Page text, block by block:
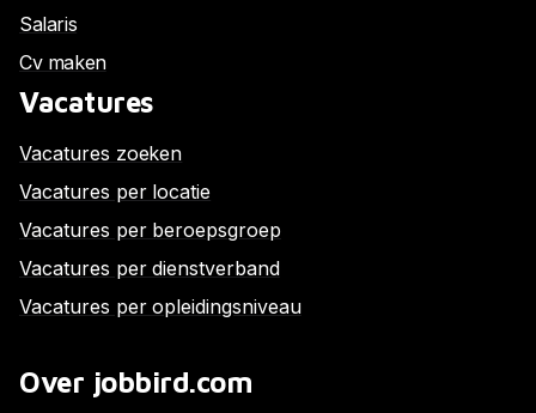
Salaris
Cv maken
Vacatures
Vacatures zoeken
Vacatures per locatie
Vacatures per beroepsgroep
Vacatures per dienstverband
Vacatures per opleidingsniveau
Over jobbird.com